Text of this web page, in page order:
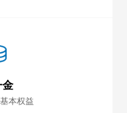
本权益